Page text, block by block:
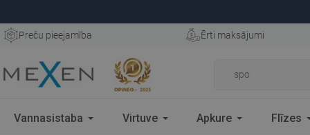
Preču pieejamība Ērti maksājumi
Vannasistaba Virtuve Apkure Flīzes